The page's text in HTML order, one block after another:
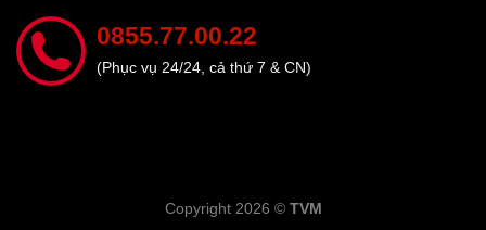
0855.77.00.22
(Phục vụ 24/24, cả thứ 7 & CN)
Copyright 2026 © TVM